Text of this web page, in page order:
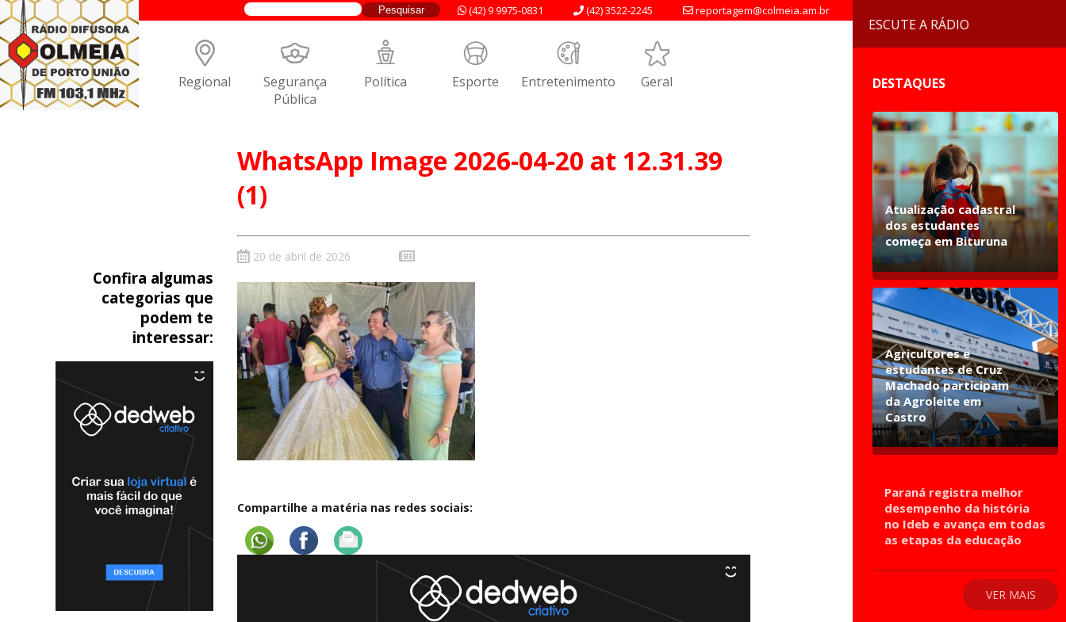
reportagem@colmeia.am.br
(42) 3522-2245
(42) 9 9975-0831
Regional Segurança
Pública
Política Esporte Entretenimento Geral
WhatsApp Image 2026-04-20 at 12.31.39
(1)
Confira algumas
categorias que
podem te
interessar:
20 de abril de 2026
Compartilhe a matéria nas redes sociais:
ESCUTE A RÁDIO
DESTAQUES
Atualização cadastral
dos estudantes
começa em Bituruna
Agricultores e
estudantes de Cruz
Machado participam
da Agroleite em
Castro
Paraná registra melhor
desempenho da história
no Ideb e avança em todas
as etapas da educação
VER MAIS